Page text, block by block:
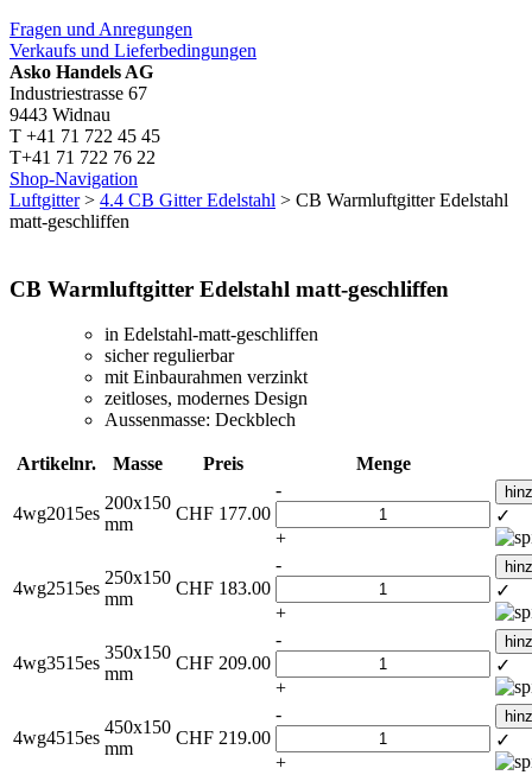
Fragen und Anregungen
Verkaufs und Lieferbedingungen
Asko Handels AG
Industriestrasse 67
9443 Widnau
T +41 71 722 45 45
T+41 71 722 76 22
Shop-Navigation
Luftgitter> 4.4 CB Gitter Edelstahl > CB Warmluftgitter Edelstahl
matt-geschliffen
CB Warmluftgitter Edelstahl matt-geschliffen
in Edelstahl-matt-geschliffen
sicher regulierbar
mit Einbaurahmen verzinkt
zeitloses, modernes Design
Aussenmasse: Deckblech
Artikelnr. Masse Preis Menge
4wg2015es
200x150
mm
CHF 177.00
-
+
✓
4wg2515es
250x150
mm
CHF 183.00
-
+
✓
4wg3515es
350x150
mm
CHF 209.00
-
+
✓
4wg4515es
450x150
mm
CHF 219.00
-
+
✓